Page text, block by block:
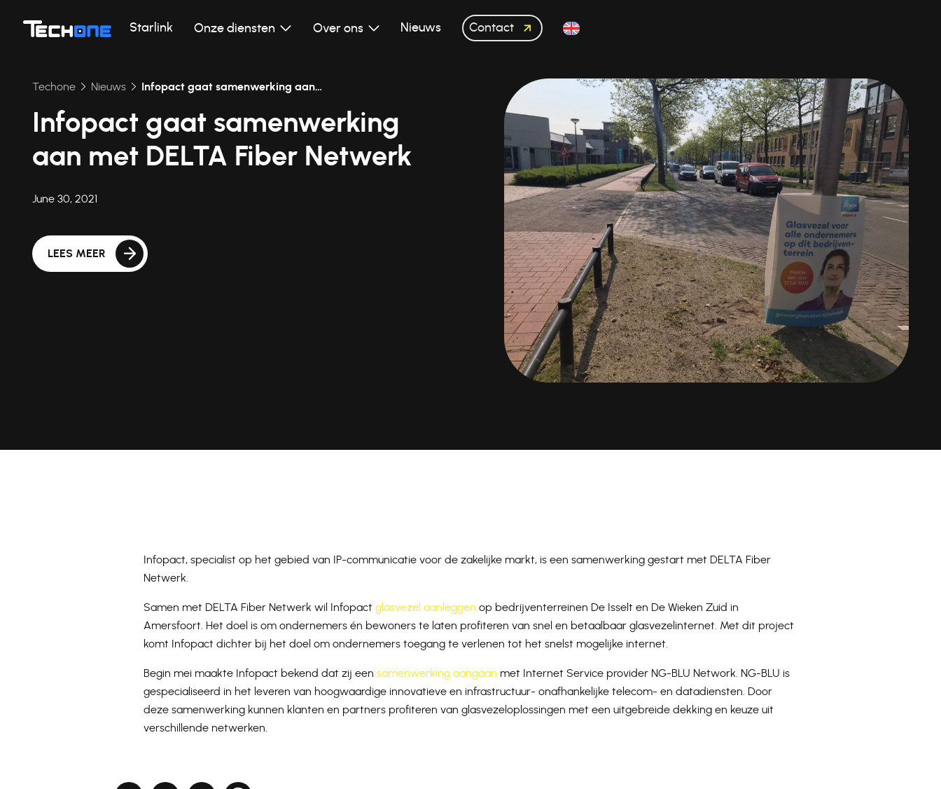
Starlink Onze diensten Over ons Nieuws Contact
Techone Nieuws Infopact gaat samenwerking aan…
Infopact gaat samenwerking
aan met DELTA Fiber Netwerk
June 30, 2021
LEES MEER
Infopact, specialist op het gebied van IP-communicatie voor de zakelijke markt, is een samenwerking gestart met DELTA Fiber
Netwerk.
Samen met DELTA Fiber Netwerk wil Infopactglasvezel aanleggen op bedrijventerreinen De Isselt en De Wieken Zuid in
Amersfoort. Het doel is om ondernemers én bewoners te laten profiteren van snel en betaalbaar glasvezelinternet. Met dit project
komt Infopact dichter bij het doel om ondernemers toegang te verlenen tot het snelst mogelijke internet.
Begin mei maakte Infopact bekend dat zij eensamenwerking aangaan met Internet Service provider NG-BLU Network. NG-BLU is
gespecialiseerd in het leveren van hoogwaardige innovatieve en infrastructuur- onafhankelijke telecom- en datadiensten. Door
deze samenwerking kunnen klanten en partners profiteren van glasvezeloplossingen met een uitgebreide dekking en keuze uit
verschillende netwerken.